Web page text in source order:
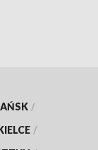
/
/